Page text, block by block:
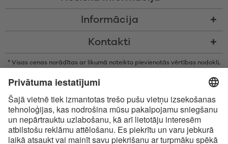
Informācija
Kontakti
* Visas cenas norādītas ar likumā noteikto pievienotās vērtības nodokli,
vien nav noteikts citādi
* Bluetooth® vārdiskā zīme un logotipi ir reģistrētas preču zīmes, kas
pieder Bluetooth SIG, Inc., un Satisfyer GmbH izmanto šīs zīmes saskaņā
ar licenci.
Apple, Apple logotips un Apple Watch ir Apple Inc., preču zīmes. Google